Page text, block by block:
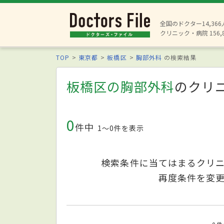
全国のドクター14,366
クリニック・病院
TOP 東京都 板橋区 胸部外科 の検索結果
板橋区の胸部外科のクリ
0件中 1〜0件を表示
検索条件に当てはまるクリ
再度条件を変